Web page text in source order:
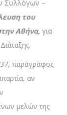
Συλλόγων –
του
Αθήνα, για
παράγραφος
αν
μελών της